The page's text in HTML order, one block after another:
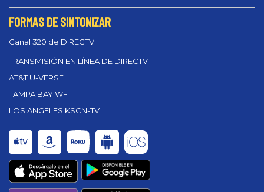
FORMAS DE SINTONIZAR
Canal 320 de DIRECTV
TRANSMISIÓN EN LÍNEA DE DIRECTV
AT&T U-VERSE
TAMPA BAY WFTT
LOS ANGELES KSCN-TV